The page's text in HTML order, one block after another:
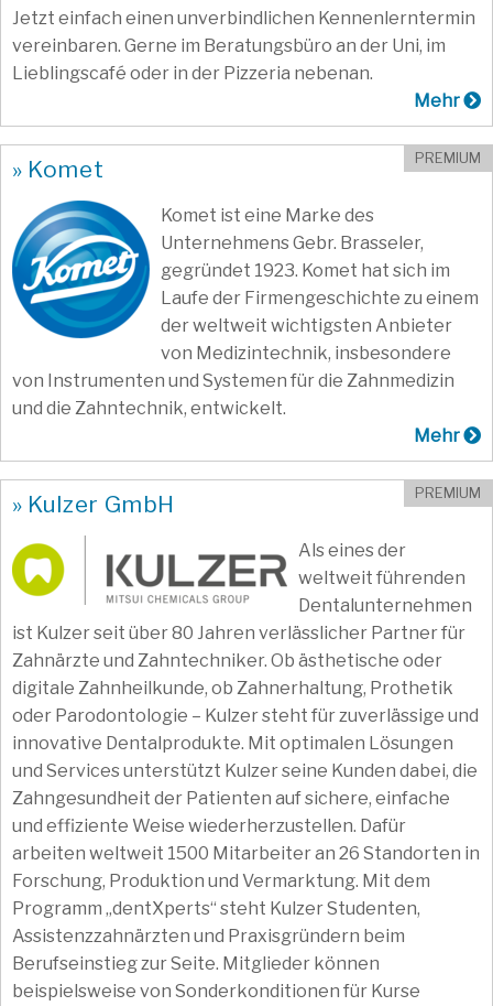
Jetzt einfach einen unverbindlichen Kennenlerntermin
vereinbaren. Gerne im Beratungsbüro an der Uni, im
Lieblingscafé oder in der Pizzeria nebenan.
Mehr
PREMIUM
» Komet
Komet ist eine Marke des
Unternehmens Gebr. Brasseler,
gegründet 1923. Komet hat sich im
Laufe der Firmengeschichte zu einem
der weltweit wichtigsten Anbieter
von Medizintechnik, insbesondere
von Instrumenten und Systemen für die Zahnmedizin
und die Zahntechnik, entwickelt.
Mehr
PREMIUM
» Kulzer GmbH
Als eines der
weltweit führenden
Dentalunternehmen
ist Kulzer seit über 80 Jahren verlässlicher Partner für
Zahnärzte und Zahntechniker. Ob ästhetische oder
digitale Zahnheilkunde, ob Zahnerhaltung, Prothetik
oder Parodontologie – Kulzer steht für zuverlässige und
innovative Dentalprodukte. Mit optimalen Lösungen
und Services unterstützt Kulzer seine Kunden dabei, die
Zahngesundheit der Patienten auf sichere, einfache
und effiziente Weise wiederherzustellen. Dafür
arbeiten weltweit 1500 Mitarbeiter an 26 Standorten in
Forschung, Produktion und Vermarktung. Mit dem
Programm „dentXperts“ steht Kulzer Studenten,
Assistenzzahnärzten und Praxisgründern beim
Berufseinstieg zur Seite. Mitglieder können
beispielsweise von Sonderkonditionen für Kurse